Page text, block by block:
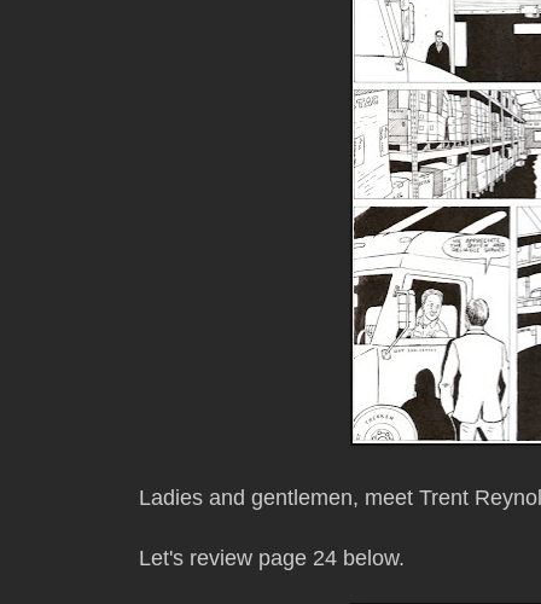
Ladies and gentlemen, meet Trent
Let's review page 24 below.